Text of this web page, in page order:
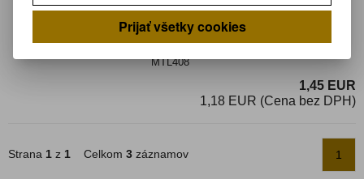
Hmotnosť balenia:0,06 kg
EAN: 8594067120112
Kalafuna malá 16g v kelímku s doplnkom
MTL408
1,45 EUR
1,18 EUR (Cena bez DPH)
Strana 1 z 1 Celkom 3 záznamov 1
Prijať všetky cookies